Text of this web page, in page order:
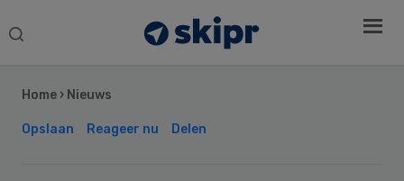
Search
Home › Nieuws
Opslaan Reageer nu Delen
Sidebar